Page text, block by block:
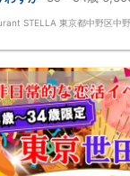
対3
グ：開催1時間前
。
有名な会場で完全着席PARTY
すので、立食形式が苦手な方
大歓迎》
すのでひとりぼっちになるこ
の配置。
が人気の理由です。
、必ず出会える！関西で超人